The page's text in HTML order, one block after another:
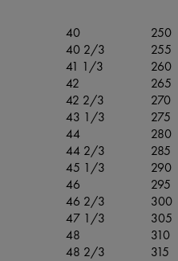
40 250
40 2/3
255
41 1/3
260
42
265
42 2/3
270
43 1/3
275
44
280
44 2/3
285
45 1/3
290
46
295
46 2/3
300
47 1/3
305
48
310
48 2/3
315